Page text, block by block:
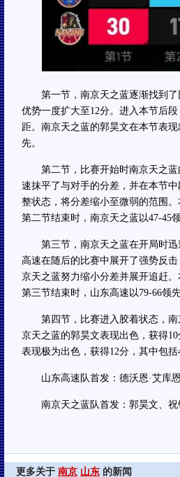
第一节，南京天之蓝逐渐找到了
优势一度扩大至12分。进入本节后
距。南京天之蓝的郭昊文在本节表
先。
第二节，比赛开始时南京天之蓝
速抹平了与对手的分差，并在本节
整状态，将分差缩小至微弱的范围
第二节结束时，南京天之蓝以47-45领
第三节，南京天之蓝在开局时迅
高速在随后的比赛中展开了强势反
京天之蓝努力缩小分差并展开追赶
第三节结束时，山东高速以79-66领先
第四节，比赛进入胶着状态，南
京天之蓝的郭昊文表现出色，获得
表现极为出色，获得12分，其中包
山东高速队首发：德沃恩·艾库恩
南京天之蓝队首发：郭昊文、祝
更多关于 南京 山东 的新闻